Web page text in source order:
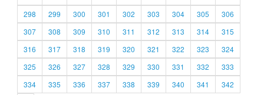
298
299 300 301 302 303 304 305
306
307
308 309 310 311 312 313 314
315
316
317 318 319 320 321 322 323
324
325
326 327 328 329 330 331 332
333
334
335 336 337 338 339 340 341 342